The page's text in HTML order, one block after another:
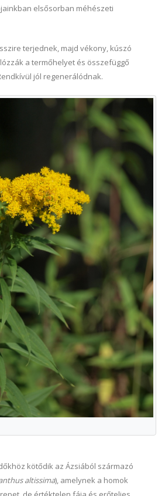
elsősorban méhészeti
terjednek, majd vékony, kúszó
a termőhelyet és összefüggő
jól regenerálódnak.
kötődik az Ázsiából származó
altissima), amelynek a homok